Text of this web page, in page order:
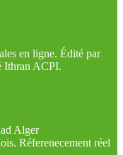
en ligne. Édité par
Ithran ACPI.
Alger
Réferenecement réel